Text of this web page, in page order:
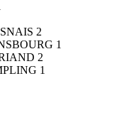
2
1
2
1